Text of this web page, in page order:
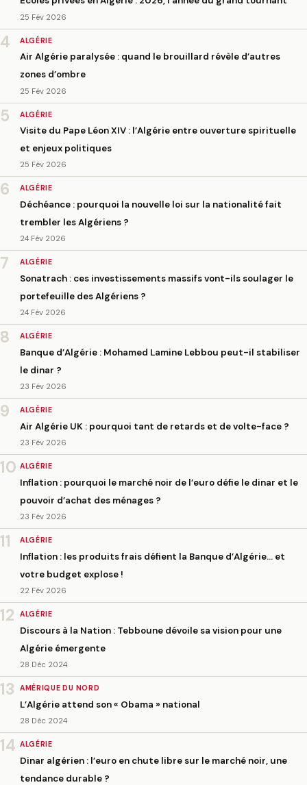
25 Fév 2026
4 ALGÉRIE
Air Algérie paralysée : quand le brouillard révèle d’autres
zones d’ombre
25 Fév 2026
5 ALGÉRIE
Visite du Pape Léon XIV : l’Algérie entre ouverture spirituelle
et enjeux politiques
25 Fév 2026
6 ALGÉRIE
Déchéance : pourquoi la nouvelle loi sur la nationalité fait
trembler les Algériens ?
24 Fév 2026
7 ALGÉRIE
Sonatrach : ces investissements massifs vont-ils soulager le
portefeuille des Algériens ?
24 Fév 2026
8 ALGÉRIE
Banque d’Algérie : Mohamed Lamine Lebbou peut-il stabiliser
le dinar ?
23 Fév 2026
9 ALGÉRIE
Air Algérie UK : pourquoi tant de retards et de volte-face ?
23 Fév 2026
10 ALGÉRIE
Inflation : pourquoi le marché noir de l’euro défie le dinar et le
pouvoir d’achat des ménages ?
23 Fév 2026
11 ALGÉRIE
Inflation : les produits frais défient la Banque d’Algérie… et
votre budget explose !
22 Fév 2026
12 ALGÉRIE
Discours à la Nation : Tebboune dévoile sa vision pour une
Algérie émergente
28 Déc 2024
13 AMÉRIQUE DU NORD
L’Algérie attend son « Obama » national
28 Déc 2024
14 ALGÉRIE
Dinar algérien : l’euro en chute libre sur le marché noir, une
tendance durable ?